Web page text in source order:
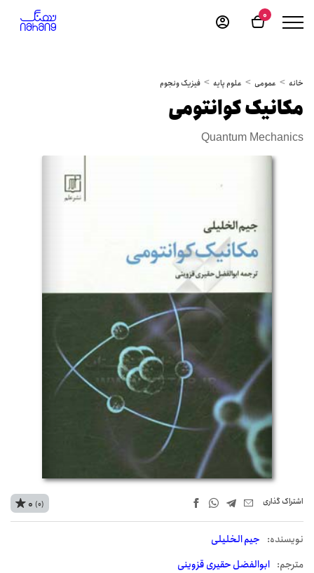
0
خانه عمومی علوم پایه فیزیک ونجوم
مکانیک کوانتومی
Quantum Mechanics
اشتراک‌ گذاری
نويسنده: جیم الخلیلی
مترجم: ابوالفضل حقیری قزوینی
0 (0)